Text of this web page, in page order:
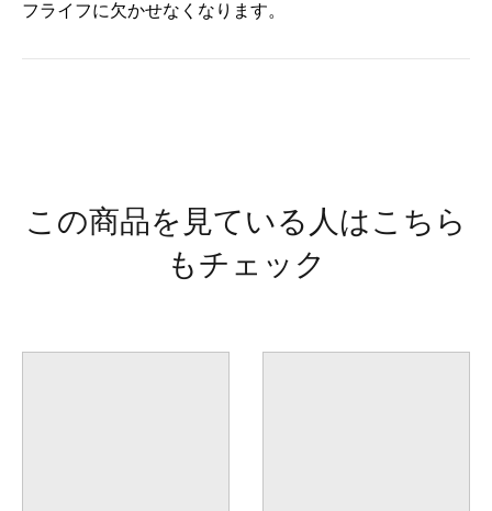
フライフに欠かせなくなります。
この商品を見ている人はこちら
もチェック